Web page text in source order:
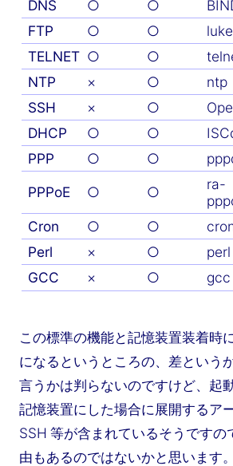
DNS ○ ○
FTP
○ ○
TELNET ○ ○
NTP
× ○ ntp
SSH
× ○
DHCP
○ ○
PPP
○ ○
PPPoE
○ ○
ra-
Cron ○ ○
Perl
× ○ perl
GCC
× ○ gcc
この標準の機能と記憶装置装着時
になるというところの、差という
言うかは判らないのですけど、起
記憶装置にした場合に展開するア
SSH 等が含まれているそうですの
由もあるのではないかと思います。